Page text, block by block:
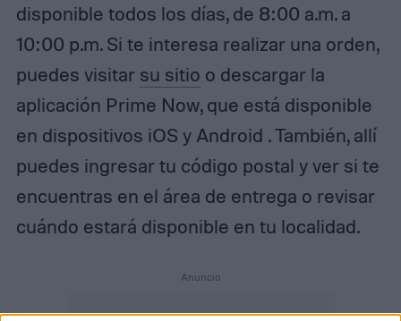
disponible todos los días, de 8:00 a.m. a
10:00 p.m. Si te interesa realizar una orden,
puedes visitar su sitio o descargar la
aplicación Prime Now, que está disponible
en dispositivos iOS y Android . También, allí
puedes ingresar tu código postal y ver si te
encuentras en el área de entrega o revisar
cuándo estará disponible en tu localidad.